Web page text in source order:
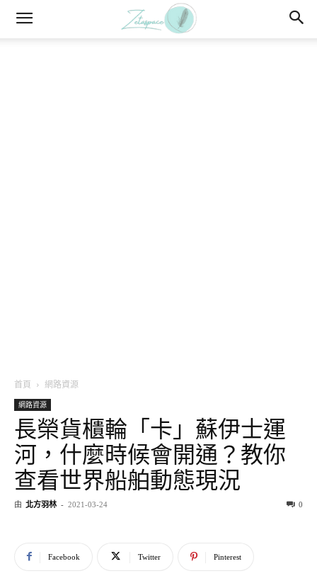
首頁
網路資源
網路資源
長榮貨櫃輪「卡」蘇伊士運
河，什麼時候會開通？教你
查看世界船舶動態現況
由 北方羽林 - 2021-03-24 0
Facebook Twitter Pinterest